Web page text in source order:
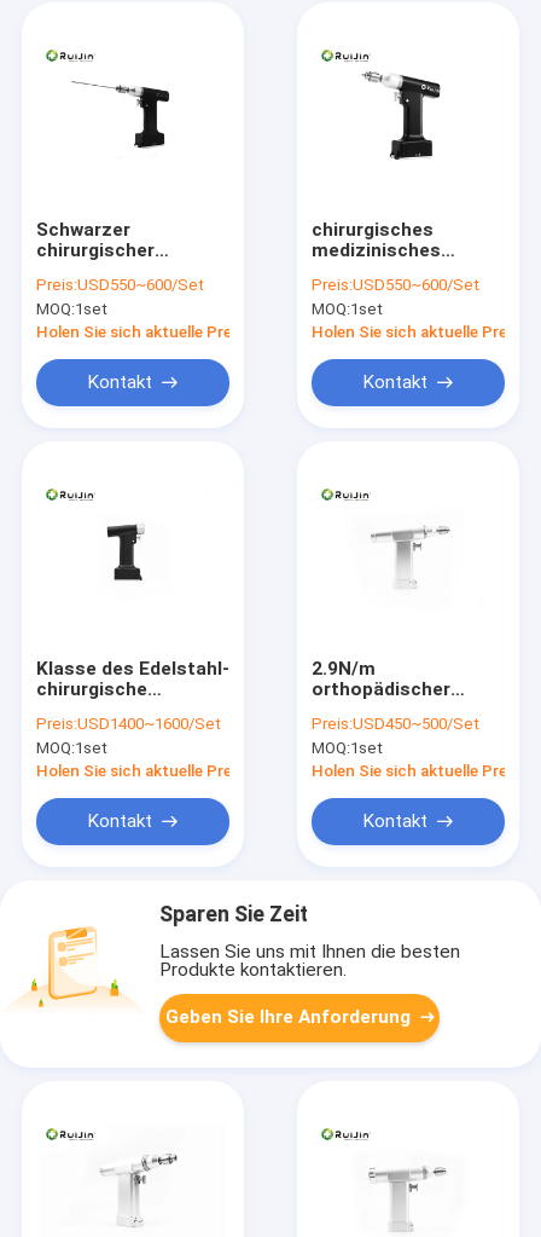
Schwarzer
chirurgischer
autoklavierbare
orthopädische
Bohrgerätlithium-
Preis:USD550~600/Set
MOQ:1set
Holen Sie sich aktuelle Preis
Kontakt
chirurgisches
medizinisches
Lithium-
batteriebetriebenes
orthopädisches
Preis:USD550~600/Set
MOQ:1set
Holen Sie sich aktuelle Preis
Kontakt
Klasse des Edelstahl-
chirurgische
1200rpm II Mini
Multifunctional
Preis:USD1400~1600/Set
MOQ:1set
Holen Sie sich aktuelle Preis
Kontakt
2.9N/m
orthopädischer
7500gcm Bohrgerät-
1200rpm
Preis:USD450~500/Set
MOQ:1set
Holen Sie sich aktuelle Preis
Kontakt
Sparen Sie Zeit
Lassen Sie uns mit Ihnen die besten
Produkte kontaktieren.
Geben Sie Ihre Anforderung